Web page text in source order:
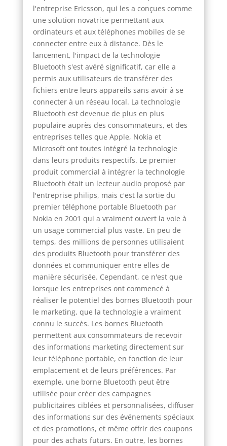
l'entreprise Ericsson, qui les a conçues comme
une solution novatrice permettant aux
ordinateurs et aux téléphones mobiles de se
connecter entre eux à distance. Dès le
lancement, l'impact de la technologie
Bluetooth s'est avéré significatif, car elle a
permis aux utilisateurs de transférer des
fichiers entre leurs appareils sans avoir à se
connecter à un réseau local. La technologie
Bluetooth est devenue de plus en plus
populaire auprès des consommateurs, et des
entreprises telles que Apple, Nokia et
Microsoft ont toutes intégré la technologie
dans leurs produits respectifs. Le premier
produit commercial à intégrer la technologie
Bluetooth était un lecteur audio proposé par
l'entreprise philips, mais c'est la sortie du
premier téléphone portable Bluetooth par
Nokia en 2001 qui a vraiment ouvert la voie à
un usage commercial plus vaste. En peu de
temps, des millions de personnes utilisaient
des produits Bluetooth pour transférer des
données et communiquer entre elles de
manière sécurisée. Cependant, ce n'est que
lorsque les entreprises ont commencé à
réaliser le potentiel des bornes Bluetooth pour
le marketing, que la technologie a vraiment
connu le succès. Les bornes Bluetooth
permettent aux consommateurs de recevoir
des informations marketing directement sur
leur téléphone portable, en fonction de leur
emplacement et de leurs préférences. Par
exemple, une borne Bluetooth peut être
utilisée pour créer des campagnes
publicitaires ciblées et personnalisées, diffuser
des informations sur des événements spéciaux
et des promotions, et même offrir des coupons
pour des achats futurs. En outre, les bornes